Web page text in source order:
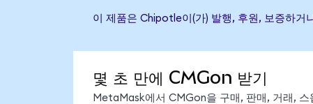
이 제품은 Chipotle이(가) 발행, 후원, 보증하거
몇 초 만에 CMGon 받기
MetaMask에서 CMGon을 구매, 판매, 거래,